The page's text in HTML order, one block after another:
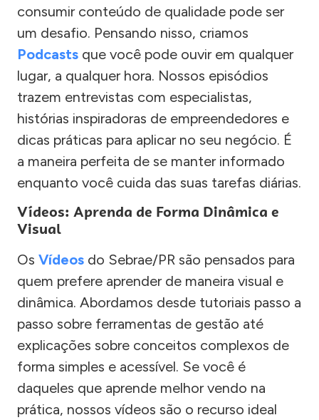
consumir conteúdo de qualidade pode ser
um desafio. Pensando nisso, criamos
Podcasts que você pode ouvir em qualquer
lugar, a qualquer hora. Nossos episódios
trazem entrevistas com especialistas,
histórias inspiradoras de empreendedores e
dicas práticas para aplicar no seu negócio. É
a maneira perfeita de se manter informado
enquanto você cuida das suas tarefas diárias.
Vídeos: Aprenda de Forma Dinâmica e
Visual
Os Vídeos do Sebrae/PR são pensados para
quem prefere aprender de maneira visual e
dinâmica. Abordamos desde tutoriais passo a
passo sobre ferramentas de gestão até
explicações sobre conceitos complexos de
forma simples e acessível. Se você é
daqueles que aprende melhor vendo na
prática, nossos vídeos são o recurso ideal